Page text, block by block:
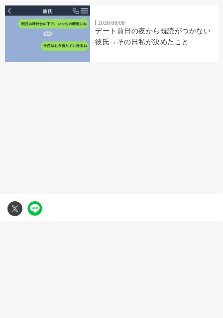
2026/08/08
デート前日の夜から既読がつかない
彼氏→その日私が決めたこと